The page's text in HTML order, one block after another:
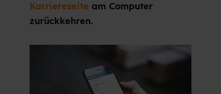
Karriereseite am Computer
zurückkehren.